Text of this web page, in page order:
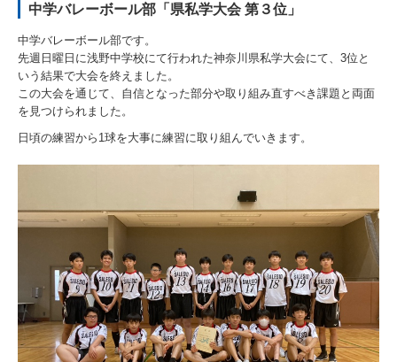
中学バレーボール部「県私学大会 第３位」
中学バレーボール部です。
先週日曜日に浅野中学校にて行われた神奈川県私学大会にて、3位と
いう結果で大会を終えました。
この大会を通じて、自信となった部分や取り組み直すべき課題と両面
を見つけられました。
日頃の練習から1球を大事に練習に取り組んでいきます。